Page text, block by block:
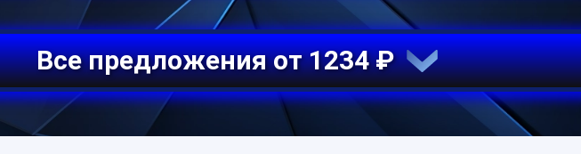
Все предложения от 1234 ₽